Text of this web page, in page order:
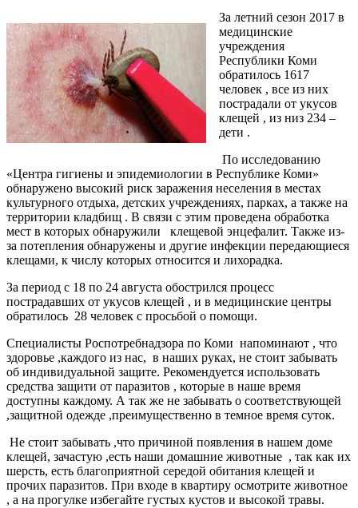
За летний сезон 2017 в
медицинские
учреждения
Республики Коми
обратилось 1617
человек , все из них
пострадали от укусов
клещей , из низ 234 –
дети .
По исследованию
«Центра гигиены и эпидемиологии в Республике Коми»
обнаружено высокий риск заражения неселения в местах
культурного отдыха, детских учреждениях, парках, а также на
территории кладбищ . В связи с этим проведена обработка
мест в которых обнаружили клещевой энцефалит. Также из-
за потепления обнаружены и другие инфекции передающиеся
клещами, к числу которых относится и лихорадка.
За период с 18 по 24 августа обострился процесс
пострадавших от укусов клещей , и в медицинские центры
обратилось 28 человек с просьбой о помощи.
Специалисты Роспотребнадзора по Коми напоминают , что
здоровье ,каждого из нас, в наших руках, не стоит забывать
об индивидуальной защите. Рекомендуется использовать
средства защити от паразитов , которые в наше время
доступны каждому. А так же не забывать о соответствующей
,защитной одежде ,преимущественно в темное время суток.
Не стоит забывать ,что причиной появления в нашем доме
клещей, зачастую ,есть наши домашние животные , так как их
шерсть, есть благоприятной середой обитания клещей и
прочих паразитов. При входе в квартиру осмотрите животное
, а на прогулке избегайте густых кустов и высокой травы.